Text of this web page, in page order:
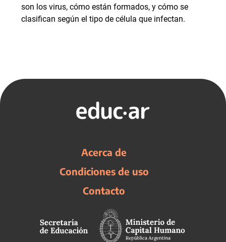
son los virus, cómo están formados, y cómo se
clasifican según el tipo de célula que infectan.
Acerca de
Condiciones de uso
Contacto